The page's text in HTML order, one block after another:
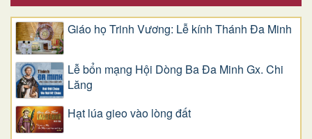
Giáo họ Trinh Vương: Lễ kính Thánh Đa Minh
Lễ bổn mạng Hội Dòng Ba Đa Minh Gx. Chi
Lăng
Hạt lúa gieo vào lòng đất